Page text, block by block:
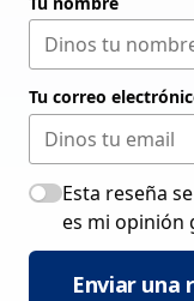
Tu correo
Esta reseña
es mi opinión
Enviar una